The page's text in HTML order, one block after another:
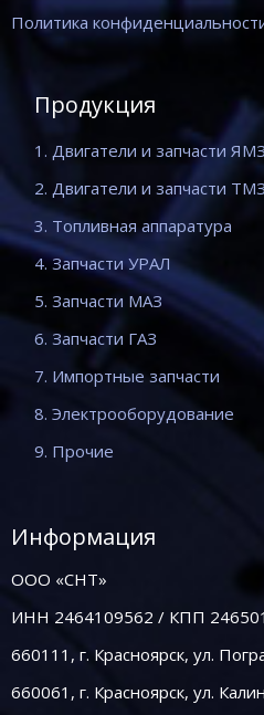
Политика
Продукция
1. Двигатели и запчасти ЯМЗ
2. Двигатели и запчасти ТМЗ
3. Топливная аппаратура
4. Запчасти УРАЛ
5. Запчасти МАЗ
6. Запчасти ГАЗ
7. Импортные запчасти
8. Электрооборудование
9. Прочие
Информация
ООО «СНТ»
ИНН 2464109562 / КПП
660111, г. Красноярск, ул.
660061, г. Красноярск, ул.